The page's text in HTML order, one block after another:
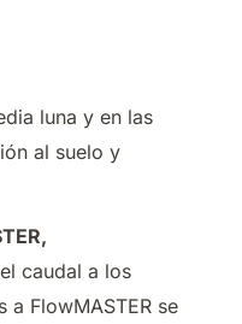
luna y en las
al suelo y
caudal a los
FlowMASTER se